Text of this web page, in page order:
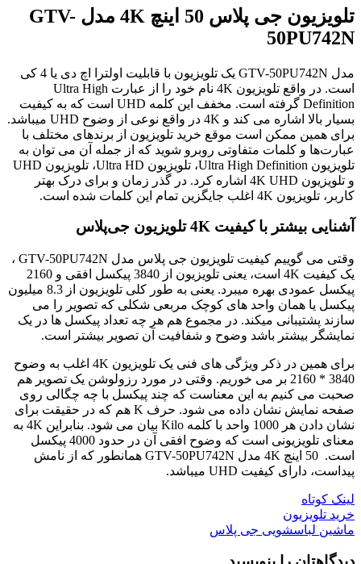
تلویزیون جی پلاس 50 اینچ 4K مدل GTV-
50PU742N
مدل GTV-50PU742N یک تلویزیون با قابلیت اولترا اچ دی یا 4 کی
است. در واقع تلویزیون 4K نام خود را از عبارت Ultra High
Definition گرفته است. مخفف این کلمه UHD است که به کیفیت
بسیار بالا اشاره می کند و 4K در واقع نوعی از وضوح UHD میباشد.
برای همین ممکن است موقع خرید تلویزیون از برندهای مختلف با
عبارت‌ها و کلمات متفاوتی روبرو شوید که از جمله آن می توان به
تلویزیون Ultra High Definition، تلویزیون Ultra HD، تلویزیون UHD
و تلویزیون 4K UHD اشاره کرد. در گذر زمان و برای درک بهتر
کاربر، تلویزیون 4K اغلب جایگزین تمام این کلمات شده است.
آشنایی بیشتر با کیفیت 4K تلویزیون جی‌پلاس
وقتی می گوییم کیفیت تلویزیون جی پلاس مدل GTV-50PU742N ،
یک کیفیت 4K است، یعنی تلویزیون از 3840 پیکسل افقی و 2160
پیکسل عمودی بهره میبرد. یعنی به طور کلی تلویزیون از 8.3 میلیون
پیکسل یا همان واحد های کوچک مربعی شکلی که تصویر را می
سازند پشتیبانی میکند. در مجموع هم هر چه تعداد پیکسل ها در یک
نمایشگر بیشتر باشد وضوح و شفافیت آن تصویر بیشتر است.
برای همین در ذکر ویژگی های فنی یک تلویزیون 4K اغلب به وضوح
3840 * 2160 بر می خوریم. وقتی در مورد رزولوشن یک تصویر هم
صحبت می کنیم به این معناست که چند پیکسل با چه چگالی روی
صفحه نمایش نشان داده می شود. حرف K هم که در حقیقت برای
نشان دادن هر 1000 واحد با کلمه Kilo بیان می شود. بنابراین 4K به
معنای تلویزیونی است که وضوح افقی آن در حدود 4000 پیکسل
است. 50 اینچ 4K مدل GTV-50PU742N همانطور که از نامش
پیداست، دارای کیفیت UHD میباشد.
لینک کوتاه
خرید تلویزیون
ماشین لباسشویی جی پلاس